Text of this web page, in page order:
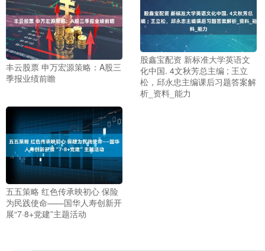
丰云股票 申万宏源策略：A股三
季报业绩前瞻
股鑫宝配资 新标准大学英语文
化中国. 4文秋芳总主编 ; 王立
松，邱永忠主编课后习题答案解
析_资料_能力
五五策略 红色传承映初心 保险
为民践使命——国华人寿创新开
展“7·8+党建”主题活动